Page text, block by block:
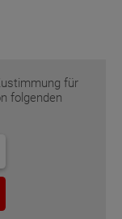
für
folgenden